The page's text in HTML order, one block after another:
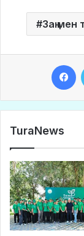
Заң мен
TuraNews